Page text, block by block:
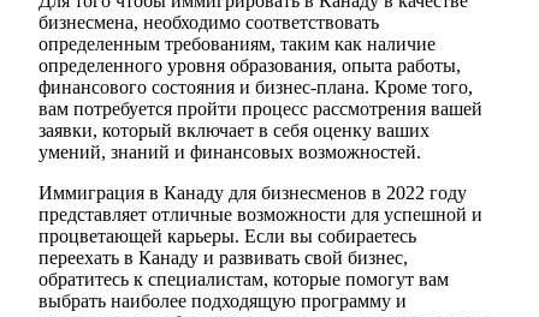
бизнесмена, необходимо соответствовать
определенным требованиям, таким как наличие
определенного уровня образования, опыта работы,
финансового состояния и бизнес-плана. Кроме того,
вам потребуется пройти процесс рассмотрения вашей
заявки, который включает в себя оценку ваших
умений, знаний и финансовых возможностей.
Иммиграция в Канаду для бизнесменов в 2022 году
представляет отличные возможности для успешной и
процветающей карьеры. Если вы собираетесь
переехать в Канаду и развивать свой бизнес,
обратитесь к специалистам, которые помогут вам
выбрать наиболее подходящую программу и